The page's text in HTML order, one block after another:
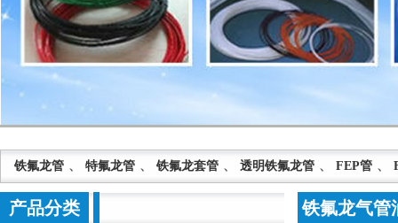
铁氟龙管 、 特氟龙管 、 铁氟龙套管 、 透明铁氟龙管 、 FEP管 、
产品分类 铁氟龙气管